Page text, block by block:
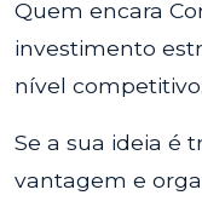
Quem encara
investimento
nível competitivo.
Se a sua ideia é
vantagem e